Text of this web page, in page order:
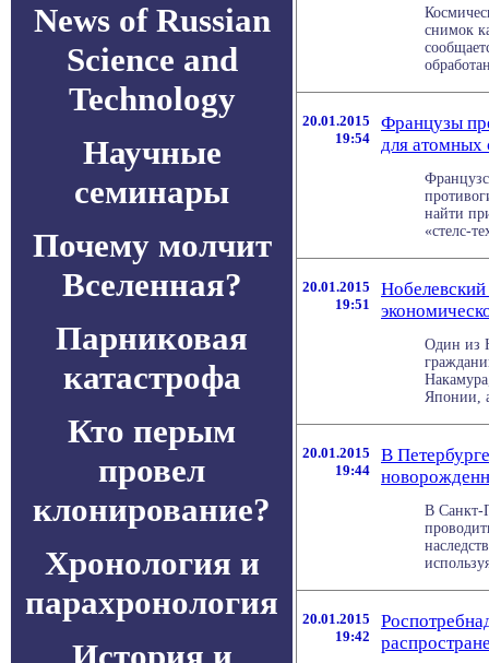
News of Russian
Science and
Technology
Научные
семинары
Почему молчит
Вселенная?
Парниковая
катастрофа
Кто перым
провел
клонирование?
Хронология и
парахронология
снимок
20.01.2015
19:54
Французы
для атомных
найти
«стелс-
20.01.2015
19:51
Один из
Японии,
20.01.2015
19:44
В
В Санкт-
20.01.2015
19:42